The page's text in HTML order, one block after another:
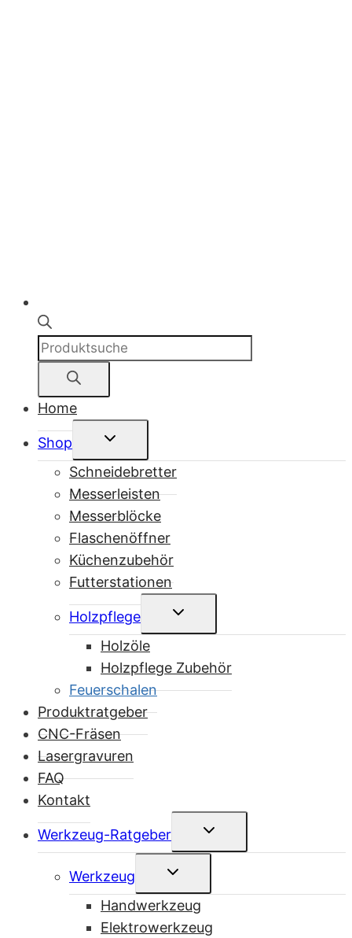
Products
search
Home
Shop
Untermenü
Schneidebretter
Messerleisten
Messerblöcke
Flaschenöffner
Küchenzubehör
Futterstationen
Holzpflege
Untermenü
Holzöle
Holzpflege Zubehör
Feuerschalen
Produktratgeber
CNC-Fräsen
Lasergravuren
FAQ
Kontakt
Werkzeug-Ratgeber
Untermenü
Werkzeug
Untermenü
Handwerkzeug
Elektrowerkzeug